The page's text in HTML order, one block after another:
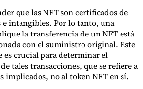
en colaboradorElija un experto
que las NFT son certificados de
intangibles. Por lo tanto, una
la transferencia de un NFT está
con el suministro original. Este
es crucial para determinar el
tales transacciones, que se refiere a
implicados, no al token NFT en sí.